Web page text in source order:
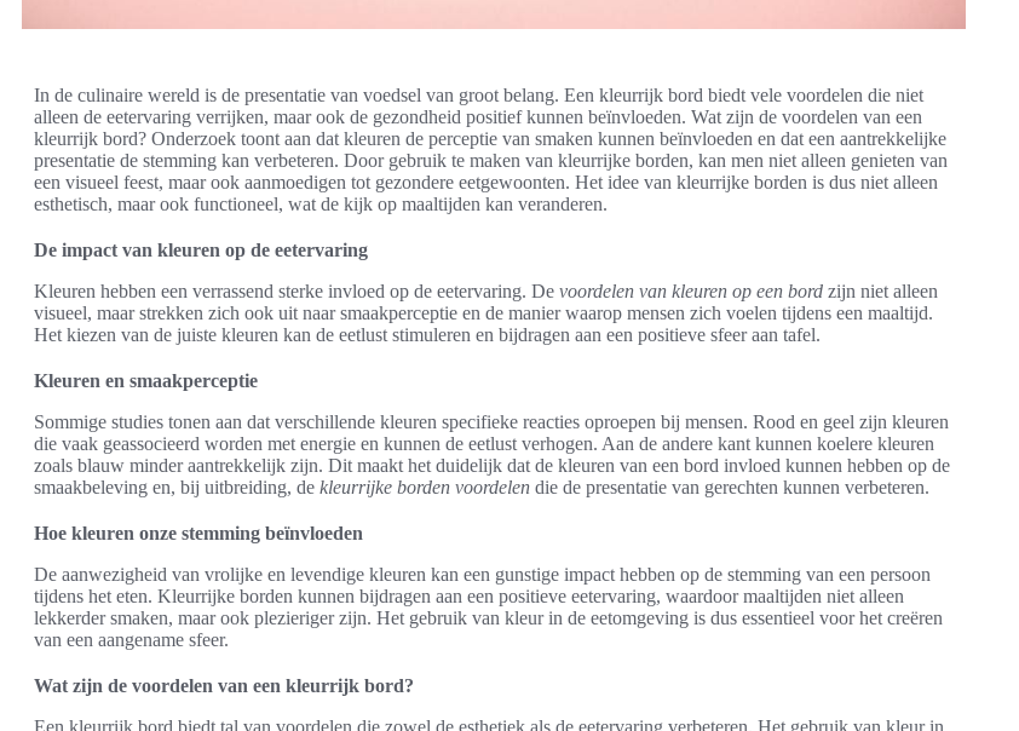
In de culinaire wereld is de presentatie van voedsel van groot belang. Een kleurrijk bord biedt vele voordelen die niet
alleen de eetervaring verrijken, maar ook de gezondheid positief kunnen beïnvloeden. Wat zijn de voordelen van een
kleurrijk bord? Onderzoek toont aan dat kleuren de perceptie van smaken kunnen beïnvloeden en dat een aantrekkelijke
presentatie de stemming kan verbeteren. Door gebruik te maken van kleurrijke borden, kan men niet alleen genieten van
een visueel feest, maar ook aanmoedigen tot gezondere eetgewoonten. Het idee van kleurrijke borden is dus niet alleen
esthetisch, maar ook functioneel, wat de kijk op maaltijden kan veranderen.
De impact van kleuren op de eetervaring
Kleuren hebben een verrassend sterke invloed op de eetervaring. De voordelen van kleuren op een bord zijn niet alleen
visueel, maar strekken zich ook uit naar smaakperceptie en de manier waarop mensen zich voelen tijdens een maaltijd.
Het kiezen van de juiste kleuren kan de eetlust stimuleren en bijdragen aan een positieve sfeer aan tafel.
Kleuren en smaakperceptie
Sommige studies tonen aan dat verschillende kleuren specifieke reacties oproepen bij mensen. Rood en geel zijn kleuren
die vaak geassocieerd worden met energie en kunnen de eetlust verhogen. Aan de andere kant kunnen koelere kleuren
zoals blauw minder aantrekkelijk zijn. Dit maakt het duidelijk dat de kleuren van een bord invloed kunnen hebben op de
smaakbeleving en, bij uitbreiding, de kleurrijke borden voordelen die de presentatie van gerechten kunnen verbeteren.
Hoe kleuren onze stemming beïnvloeden
De aanwezigheid van vrolijke en levendige kleuren kan een gunstige impact hebben op de stemming van een persoon
tijdens het eten. Kleurrijke borden kunnen bijdragen aan een positieve eetervaring, waardoor maaltijden niet alleen
lekkerder smaken, maar ook plezieriger zijn. Het gebruik van kleur in de eetomgeving is dus essentieel voor het creëren
van een aangename sfeer.
Wat zijn de voordelen van een kleurrijk bord?
Een kleurrijk bord biedt tal van voordelen die zowel de esthetiek als de eetervaring verbeteren. Het gebruik van kleur in